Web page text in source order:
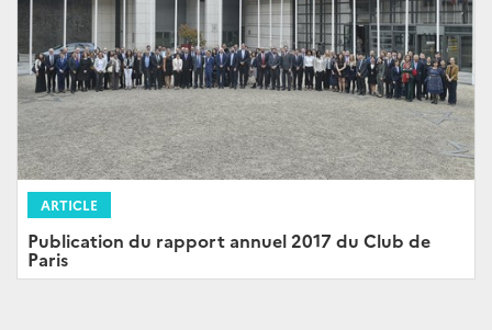
ARTICLE
Publication du rapport annuel 2017 du Club de
Paris